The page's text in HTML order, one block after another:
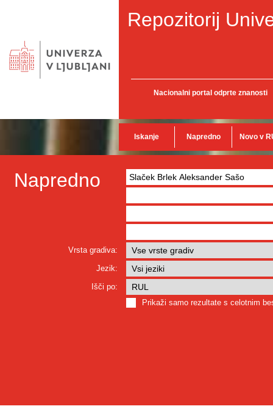
Repozitorij
Nacionalni portal odprte znanosti
Iskanje Napredno Novo v
Napredno
Vrsta gradiva:
Jezik:
Išči po:
Prikaži samo rezultate s celotnim